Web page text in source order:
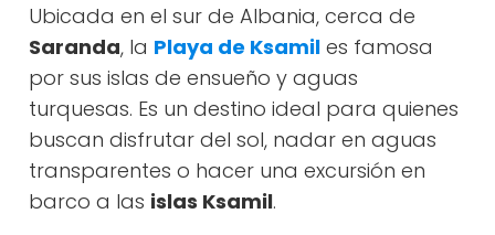
Ubicada en el sur de Albania, cerca de
Saranda, la Playa de Ksamil es famosa
por sus islas de ensueño y aguas
turquesas. Es un destino ideal para quienes
buscan disfrutar del sol, nadar en aguas
transparentes o hacer una excursión en
barco a las islas Ksamil.